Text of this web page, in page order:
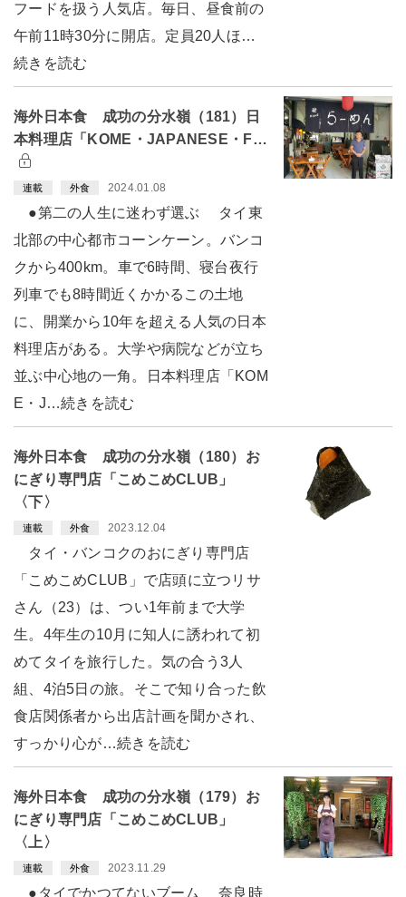
フードを扱う人気店。毎日、昼食前の
午前11時30分に開店。定員20人ほ…
続きを読む
海外日本食 成功の分水嶺（181）日
本料理店「KOME・JAPANESE・F…
連載 外食 2024.01.08
●第二の人生に迷わず選ぶ タイ東
北部の中心都市コーンケーン。バンコ
クから400km。車で6時間、寝台夜行
列車でも8時間近くかかるこの土地
に、開業から10年を超える人気の日本
料理店がある。大学や病院などが立ち
並ぶ中心地の一角。日本料理店「KOM
E・J…続きを読む
海外日本食 成功の分水嶺（180）お
にぎり専門店「こめこめCLUB」
〈下〉
連載 外食 2023.12.04
タイ・バンコクのおにぎり専門店
「こめこめCLUB」で店頭に立つリサ
さん（23）は、つい1年前まで大学
生。4年生の10月に知人に誘われて初
めてタイを旅行した。気の合う3人
組、4泊5日の旅。そこで知り合った飲
食店関係者から出店計画を聞かされ、
すっかり心が…続きを読む
海外日本食 成功の分水嶺（179）お
にぎり専門店「こめこめCLUB」
〈上〉
連載 外食 2023.11.29
●タイでかつてないブーム 奈良時